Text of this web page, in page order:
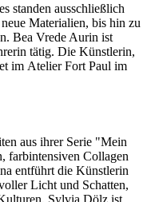
standen ausschließlich
Materialien, bis hin zu
Bea Vrede Aurin ist
tätig. Die Künstlerin,
im Atelier Fort Paul im
aus ihrer Serie "Mein
farbintensiven Collagen
entführt die Künstlerin
Licht und Schatten,
Sylvia Dölz ist